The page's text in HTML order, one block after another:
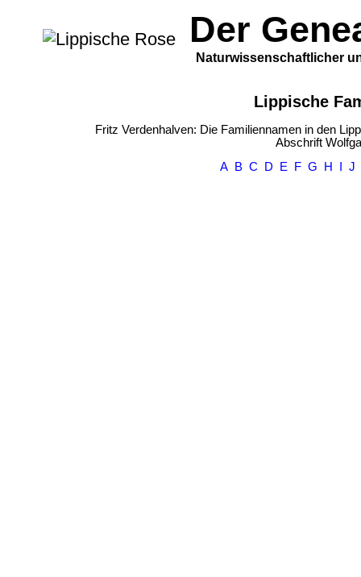
Der
Naturwissenschaftlicher
Lippische
Fritz Verdenhalven: Die Familiennamen in den
Abschrift
A
B C D E F G H J